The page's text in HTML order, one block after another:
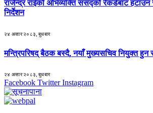
राजेन्द्र राईको अभिव्यक्ति संसद्को रेकर्डबाट
निर्देशन
२४ असार २०८३, बुधबार
मन्त्रिपरिषद् बैठक बस्दै, नयाँ मुख्यसचिव नियुक्त हुन
२४ असार २०८३, बुधबार
Facebook Twitter Instagram